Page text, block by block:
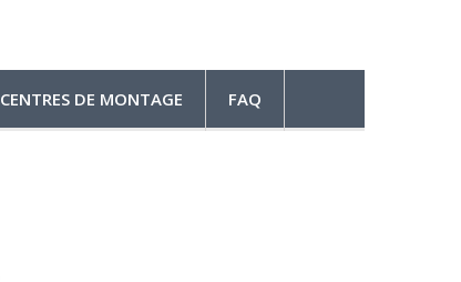
CENTRES DE MONTAGE FAQ